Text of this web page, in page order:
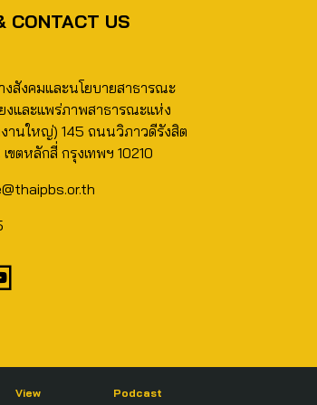
CONTACT US
งสังคมและนโยบายสาธารณะ
งและแพร่ภาพสาธารณะแห่ง
งานใหญ่) 145 ถนนวิภาวดีรังสิต
ขตหลักสี่ กรุงเทพฯ 10210
View
Podcast